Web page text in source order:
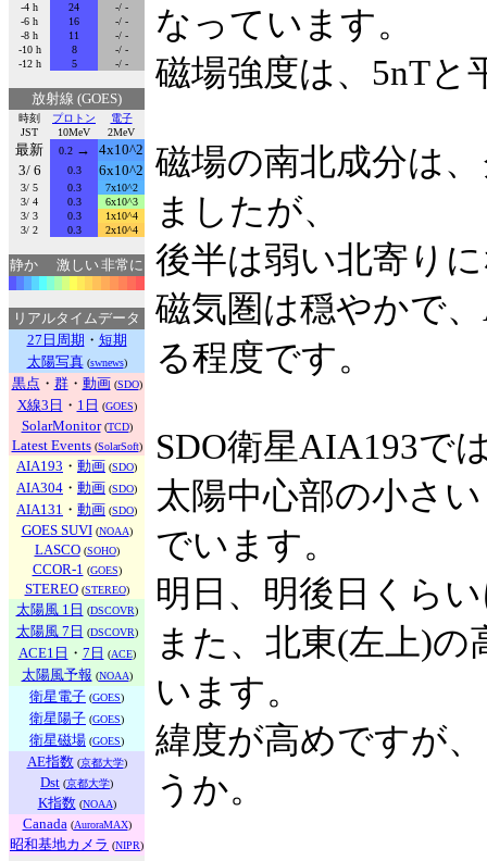
-4 h
24
-/ -
-6 h
16
-/ -
-8 h
11
-/ -
-10 h
8
-/ -
-12 h
5 -/ -
放射線 (GOES)
時刻
JST
プロトン
10MeV
電子
2MeV
最新 0.2→
4x10^2
3/ 6
0.3 6x10^2
3/ 5 0.3
7x10^2
3/ 4
0.3
6x10^3
3/ 3
0.3
1x10^4
3/ 2
0.3 2x10^4
静か 激しい非常に
リアルタイムデータ
27日周期 ・ 短期
太陽写真(swnews)
黒点 ・ 群・ 動画 (SDO)
X線3日 ・ 1日 (GOES)
SolarMonitor(TCD)
Latest Events(SolarSoft)
AIA193 ・ 動画 (SDO)
AIA304 ・ 動画 (SDO)
AIA131 ・ 動画 (SDO)
GOES SUVI (NOAA)
LASCO(SOHO)
CCOR-1 (GOES)
STEREO(STEREO)
太陽風 1日 (DSCOVR)
太陽風 7日 (DSCOVR)
ACE1日 ・ 7日 (ACE)
太陽風予報 (NOAA)
衛星電子 (GOES)
衛星陽子 (GOES)
衛星磁場 (GOES)
AE指数(京都大学)
Dst (京都大学)
K指数(NOAA)
Canada (AuroraMAX)
昭和基地カメラ (NIPR)
なっています。
磁場強度は、5nTと
磁場の南北成分は
ましたが、
後半は弱い北寄り
磁気圏は穏やかで
る程度です。
SDO衛星AIA193で
太陽中心部の小さ
でいます。
明日、明後日くら
また、北東(左上)
います。
緯度が高めですが
うか。